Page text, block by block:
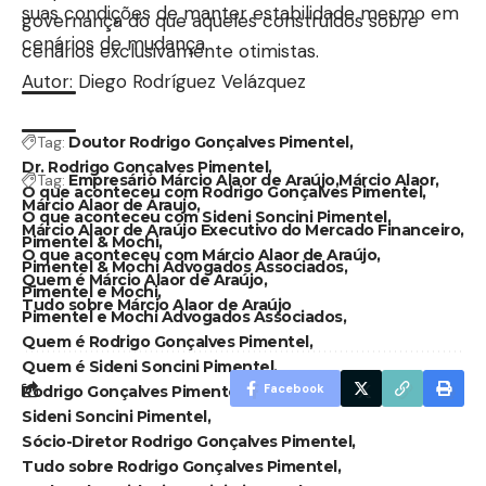
suas condições de manter estabilidade mesmo em
cenários de mudança.
Tag: Doutor Rodrigo Gonçalves Pimentel
Dr. Rodrigo Gonçalves Pimentel
O que aconteceu com Rodrigo Gonçalves Pimentel
O que aconteceu com Sideni Soncini Pimentel
Pimentel & Mochi
Pimentel & Mochi Advogados Associados
Pimentel e Mochi
Pimentel e Mochi Advogados Associados
Quem é Rodrigo Gonçalves Pimentel
Quem é Sideni Soncini Pimentel
Rodrigo Gonçalves Pimentel
Rodrigo Pimentel
Sideni Soncini Pimentel
Sócio-Diretor Rodrigo Gonçalves Pimentel
Tudo sobre Rodrigo Gonçalves Pimentel
governança do que aqueles construídos sobre
cenários exclusivamente otimistas.
Autor: Diego Rodríguez Velázquez
Tag: Empresário Márcio Alaor de AraújoMárcio Alaor
Márcio Alaor de Áraujo
Márcio Alaor de Araújo Executivo do Mercado Financeiro
O que aconteceu com Márcio Alaor de Araújo
Quem é Márcio Alaor de Araújo
Tudo sobre Márcio Alaor de Araújo
Facebook